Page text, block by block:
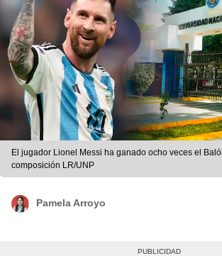
El jugador Lionel Messi ha ganado ocho veces el
composición LR/UNP
Pamela Arroyo